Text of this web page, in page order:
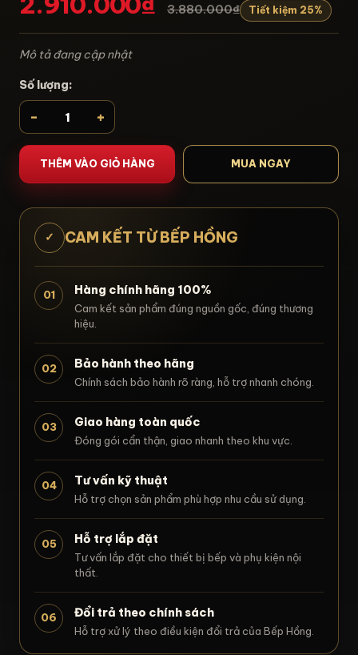
3.880.000₫ Tiết kiệm 25%
Mô tả đang cập nhật
Số lượng:
- +
THÊM VÀO GIỎ HÀNG MUA NGAY
✓ CAM KẾT TỪ BẾP HỒNG
01 Hàng chính hãng 100%
Cam kết sản phẩm đúng nguồn gốc, đúng thương
hiệu.
02 Bảo hành theo hãng
Chính sách bảo hành rõ ràng, hỗ trợ nhanh chóng.
03 Giao hàng toàn quốc
Đóng gói cẩn thận, giao nhanh theo khu vực.
04 Tư vấn kỹ thuật
Hỗ trợ chọn sản phẩm phù hợp nhu cầu sử dụng.
05 Hỗ trợ lắp đặt
Tư vấn lắp đặt cho thiết bị bếp và phụ kiện nội
thất.
06 Đổi trả theo chính sách
Hỗ trợ xử lý theo điều kiện đổi trả của Bếp Hồng.